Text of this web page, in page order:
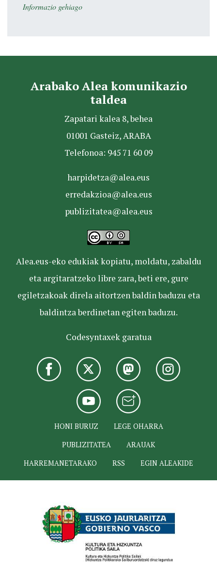
Informazio gehiago
Arabako Alea komunikazio
taldea
Zapatari kalea 8, behea
01001 Gasteiz, ARABA
Telefonoa: 945 71 60 09
harpidetza@alea.eus
erredakzioa@alea.eus
publizitatea@alea.eus
Alea.eus-eko edukiak kopiatu, moldatu, zabaldu
eta argitaratzeko libre zara, beti ere, gure
egiletzakoak direla aitortzen baldin baduzu eta
baldintza berdinetan egiten baduzu.
Codesyntaxek garatua
HONI BURUZ
LEGE OHARRA
PUBLIZITATEA
ARAUAK
HARREMANETARAKO
RSS EGIN ALEAKIDE